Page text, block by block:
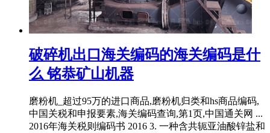
破碎机出口海关编码的海关编码是什
么 铭恭矿山机器
磨粉机_超过95万的进口商品,磨粉机归类和hs商品编码,
中国关税和申报要素,海关编码查询,第1页,中国通关网 ...
2016年海关税则编码书 2016 3. 一种含共轭亚油酸锌盐和